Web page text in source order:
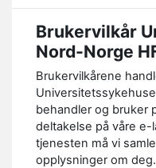
Brukervilkår
Nord-Norge
Brukervilkårene
behandler og bruker
deltakelse på våre
tjenesten må vi
opplysninger om